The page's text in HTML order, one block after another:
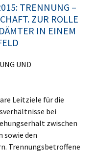
TRENNUNG –
ZUR ROLLE
IN EINEM
UND
Leitziele für die
bei
zwischen
sowie den
Trennungsbetroffene